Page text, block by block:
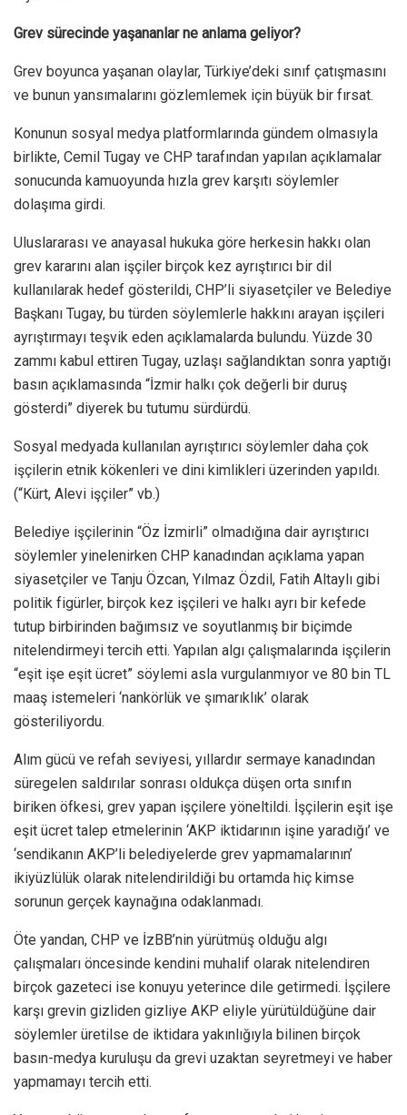
Grev sürecinde yaşananlar ne anlama geliyor?
Grev boyunca yaşanan olaylar, Türkiye’deki sınıf çatışmasını
ve bunun yansımalarını gözlemlemek için büyük bir fırsat.
Konunun sosyal medya platformlarında gündem olmasıyla
birlikte, Cemil Tugay ve CHP tarafından yapılan açıklamalar
sonucunda kamuoyunda hızla grev karşıtı söylemler
dolaşıma girdi.
Uluslararası ve anayasal hukuka göre herkesin hakkı olan
grev kararını alan işçiler birçok kez ayrıştırıcı bir dil
kullanılarak hedef gösterildi, CHP’li siyasetçiler ve Belediye
Başkanı Tugay, bu türden söylemlerle hakkını arayan işçileri
ayrıştırmayı teşvik eden açıklamalarda bulundu. Yüzde 30
zammı kabul ettiren Tugay, uzlaşı sağlandıktan sonra yaptığı
basın açıklamasında “İzmir halkı çok değerli bir duruş
gösterdi” diyerek bu tutumu sürdürdü.
Sosyal medyada kullanılan ayrıştırıcı söylemler daha çok
işçilerin etnik kökenleri ve dini kimlikleri üzerinden yapıldı.
(“Kürt, Alevi işçiler” vb.)
Belediye işçilerinin “Öz İzmirli” olmadığına dair ayrıştırıcı
söylemler yinelenirken CHP kanadından açıklama yapan
siyasetçiler ve Tanju Özcan, Yılmaz Özdil, Fatih Altaylı gibi
politik figürler, birçok kez işçileri ve halkı ayrı bir kefede
tutup birbirinden bağımsız ve soyutlanmış bir biçimde
nitelendirmeyi tercih etti. Yapılan algı çalışmalarında işçilerin
“eşit işe eşit ücret” söylemi asla vurgulanmıyor ve 80 bin TL
maaş istemeleri ‘nankörlük ve şımarıklık’ olarak
gösteriliyordu.
Alım gücü ve refah seviyesi, yıllardır sermaye kanadından
süregelen saldırılar sonrası oldukça düşen orta sınıfın
biriken öfkesi, grev yapan işçilere yöneltildi. İşçilerin eşit işe
eşit ücret talep etmelerinin ‘AKP iktidarının işine yaradığı’ ve
‘sendikanın AKP’li belediyelerde grev yapmamalarının’
ikiyüzlülük olarak nitelendirildiği bu ortamda hiç kimse
sorunun gerçek kaynağına odaklanmadı.
Öte yandan, CHP ve İzBB’nin yürütmüş olduğu algı
çalışmaları öncesinde kendini muhalif olarak nitelendiren
birçok gazeteci ise konuyu yeterince dile getirmedi. İşçilere
karşı grevin gizliden gizliye AKP eliyle yürütüldüğüne dair
söylemler üretilse de iktidara yakınlığıyla bilinen birçok
basın-medya kuruluşu da grevi uzaktan seyretmeyi ve haber
yapmamayı tercih etti.